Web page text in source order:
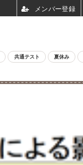
共通テスト 夏休み